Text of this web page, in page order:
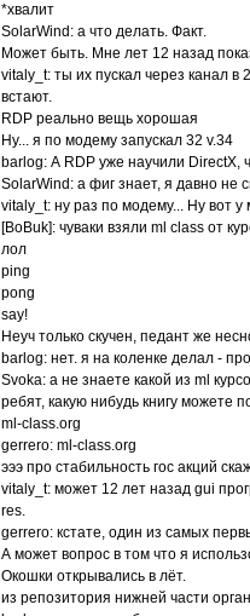
*хвалит
SolarWind: а что делать. Факт.
Может быть. Мне лет 12 назад
vitaly_t: ты их пускал через канал
встают.
RDP реально вещь хорошая
Ну... я по модему запускал 32 v.34
barlog: А RDP уже научили DirectX,
SolarWind: а фиг знает, я давно не
vitaly_t: ну раз по модему... Ну вот у
[BoBuk]: чуваки взяли ml class от
лол
ping
pong
say!
Неуч только скучен, педант же
barlog: нет. я на коленке делал -
Svoka: а не знаете какой из ml
ребят, какую нибудь книгу можете
ml-class.org
gerrero: ml-class.org
эээ про стабильность гос акций
vitaly_t: может 12 лет назад gui
res.
gerrero: кстате, один из самых
А может вопрос в том что я
Окошки открывались в лёт.
из репозитория нижней части